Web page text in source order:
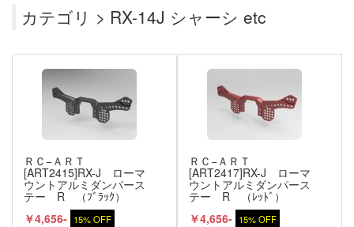
カテゴリ > RX-14J シャーシ etc
ＲＣ−ＡＲＴ
[ART2415]RX-J ローマ
ウントアルミダンパース
テー R （ﾌﾞﾗｯｸ）
￥4,656- 15% OFF
ＲＣ−ＡＲＴ
[ART2417]RX-J ローマ
ウントアルミダンパース
テー R （ﾚｯﾄﾞ）
￥4,656- 15% OFF